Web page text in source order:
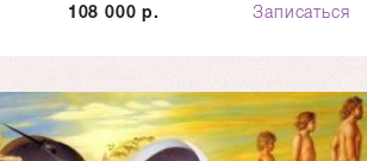
108 000 р. Записаться